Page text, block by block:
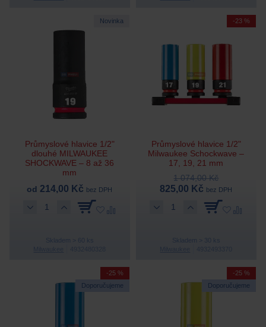
Novinka
Průmyslové hlavice 1/2"
dlouhé MILWAUKEE
SHOCKWAVE – 8 až 36
mm
od 214,00 Kč bez DPH
Skladem > 60 ks
-23 %
Průmyslové hlavice 1/2"
Milwaukee Schockwave –
17, 19, 21 mm
1 074,00 Kč
825,00 Kč bez DPH
Skladem > 30 ks
Doporučujeme
-25 %
Doporučujeme
-25 %